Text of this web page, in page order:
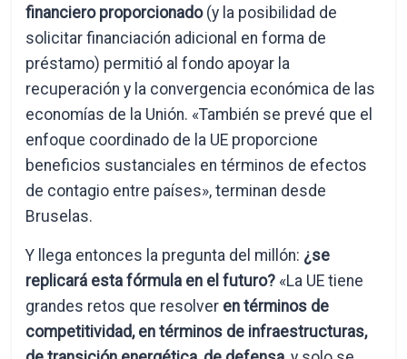
financiero proporcionado(y la posibilidad de
solicitar financiación adicional en forma de
préstamo) permitió al fondo apoyar la
recuperación y la convergencia económica de las
economías de la Unión. «También se prevé que el
enfoque coordinado de la UE proporcione
beneficios sustanciales en términos de efectos
de contagio entre países», terminan desde
Bruselas.
Y llega entonces la pregunta del millón: ¿se
replicará esta fórmula en el futuro? «La UE tiene
grandes retos que resolver en términos de
competitividad, en términos de infraestructuras,